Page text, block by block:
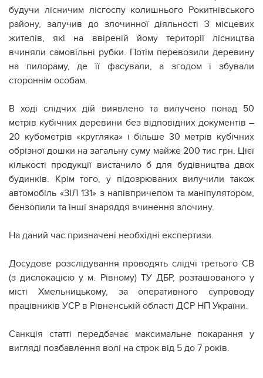
будучи лісничим лісгоспу колишнього Рокитнівського
району, залучив до злочинної діяльності 3 місцевих
жителів, які на ввіреній йому території лісництва
вчиняли самовільні рубки. Потім перевозили деревину
на пилораму, де її фасували, а згодом і збували
стороннім особам.
В ході слідчих дій виявлено та вилучено понад 50
метрів кубічних деревини без відповідних документів –
20 кубометрів «кругляка» і більше 30 метрів кубічних
обрізної дошки на загальну суму майже 200 тис грн. Цієї
кількості продукції вистачило б для будівництва двох
будинків. Крім того, у підозрюваних вилучили також
автомобіль «ЗІЛ 131» з напівпричепом та маніпулятором,
бензопили та інші знаряддя вчинення злочину.
На даний час призначені необхідні експертизи.
Досудове розслідування проводять слідчі третього СВ
(з дислокацією у м. Рівному) ТУ ДБР, розташованого у
місті Хмельницькому, за оперативного супроводу
працівників УСР в Рівненській області ДСР НП України.
Санкція статті передбачає максимальне покарання у
вигляді позбавлення волі на строк від 5 до 7 років.